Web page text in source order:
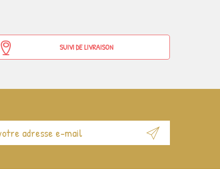
SUIVI DE LIVRAISON